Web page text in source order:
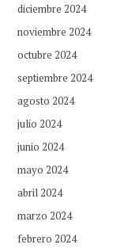
diciembre 2024
noviembre 2024
octubre 2024
septiembre 2024
agosto 2024
julio 2024
junio 2024
mayo 2024
abril 2024
marzo 2024
febrero 2024